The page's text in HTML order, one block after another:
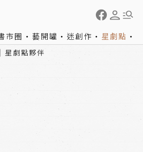
市圈 藝開罐 迷創作 星劇點
星劇點夥伴